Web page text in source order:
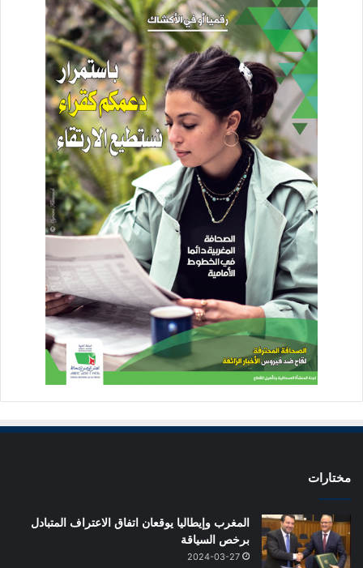
مختارات
المغرب وإيطاليا يوقعان اتفاق الاعتراف المتبادل
برخص السياقة
2024-03-27